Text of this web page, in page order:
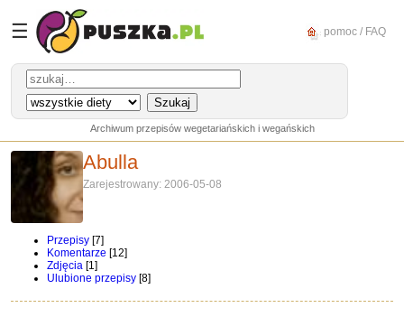
☰ pomoc / FAQ
Archiwum przepisów wegetariańskich i wegańskich
Abulla
Zarejestrowany: 2006-05-08
Przepisy [7]
Komentarze [12]
Zdjęcia [1]
Ulubione przepisy [8]